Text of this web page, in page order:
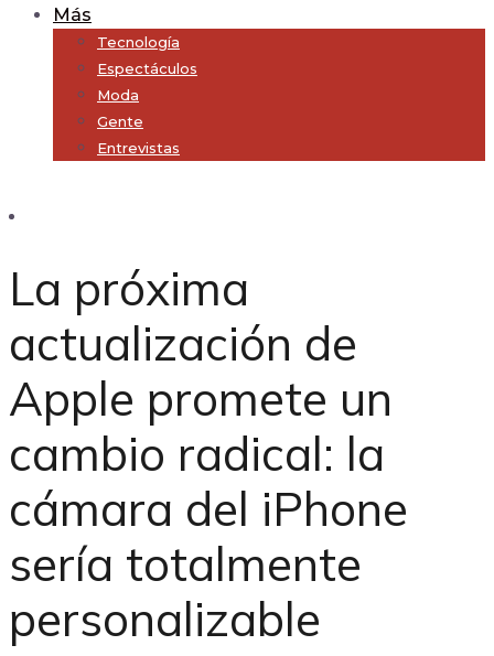
Más
Tecnología
Espectáculos
Moda
Gente
Entrevistas
La próxima
actualización de
Apple promete un
cambio radical: la
cámara del iPhone
sería totalmente
personalizable